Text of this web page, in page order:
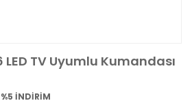
LED TV Uyumlu Kumandası
%5 İNDİRİM